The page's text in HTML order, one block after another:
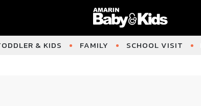
& KIDS FAMILY SCHOOL VISIT